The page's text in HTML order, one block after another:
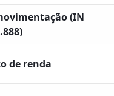
(IN
de renda